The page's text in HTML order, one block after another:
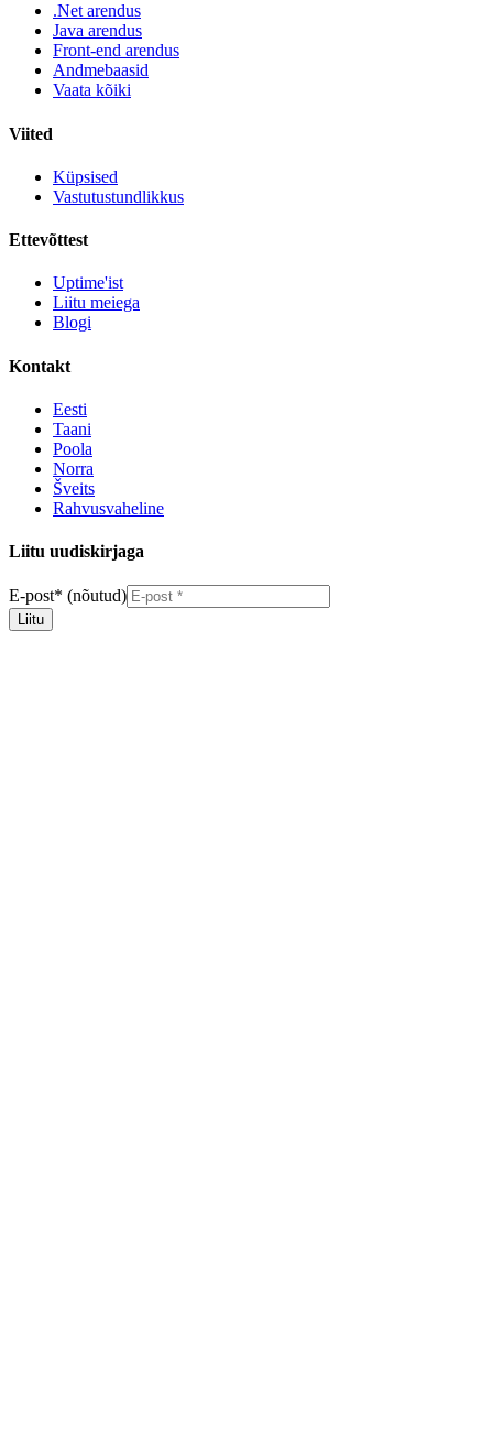
.Net arendus
Java arendus
Front-end arendus
Andmebaasid
Vaata kõiki
Viited
Küpsised
Vastutustundlikkus
Ettevõttest
Uptime'ist
Liitu meiega
Blogi
Kontakt
Eesti
Taani
Poola
Norra
Šveits
Rahvusvaheline
Liitu uudiskirjaga
E-post* (nõutud)
Liitu